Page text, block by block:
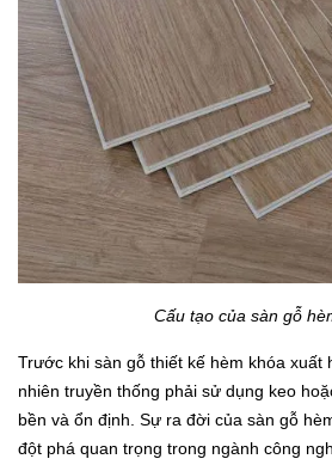
Cấu tạo của sàn gỗ
Trước khi sàn gỗ thiết kế hèm khóa xuất
nhiên truyền thống phải sử dụng keo
bền và ổn định. Sự ra đời của sàn gỗ
đột phá quan trọng trong ngành công